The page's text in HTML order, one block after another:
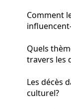
Comment
Quels
travers les
Les décès
culturel?